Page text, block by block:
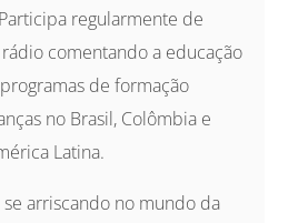
regularmente de
comentando a educação
de formação
no Brasil, Colômbia e
Latina.
arriscando no mundo da